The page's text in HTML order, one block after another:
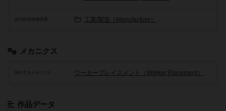
政治経済/各種産業 工業/製造（Manufacture）
メカニクス
頻出するメカニクス ワーカープレイスメント（Worker Placement）
作品データ